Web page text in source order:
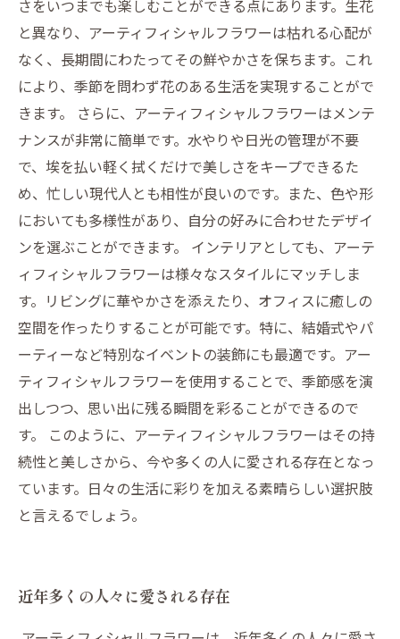
さをいつまでも楽しむことができる点にあります。生花
と異なり、アーティフィシャルフラワーは枯れる心配が
なく、長期間にわたってその鮮やかさを保ちます。これ
により、季節を問わず花のある生活を実現することがで
きます。 さらに、アーティフィシャルフラワーはメンテ
ナンスが非常に簡単です。水やりや日光の管理が不要
で、埃を払い軽く拭くだけで美しさをキープできるた
め、忙しい現代人とも相性が良いのです。また、色や形
においても多様性があり、自分の好みに合わせたデザイ
ンを選ぶことができます。 インテリアとしても、アーテ
ィフィシャルフラワーは様々なスタイルにマッチしま
す。リビングに華やかさを添えたり、オフィスに癒しの
空間を作ったりすることが可能です。特に、結婚式やパ
ーティーなど特別なイベントの装飾にも最適です。アー
ティフィシャルフラワーを使用することで、季節感を演
出しつつ、思い出に残る瞬間を彩ることができるので
す。 このように、アーティフィシャルフラワーはその持
続性と美しさから、今や多くの人に愛される存在となっ
ています。日々の生活に彩りを加える素晴らしい選択肢
と言えるでしょう。
近年多くの人々に愛される存在